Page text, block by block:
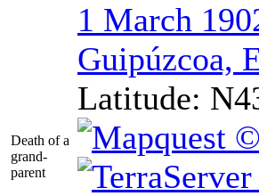
Death of a
grand-
parent
1 March
Guipúzcoa,
Latitude: